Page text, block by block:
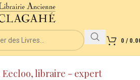
0 /
Eecloo, libraire - expert